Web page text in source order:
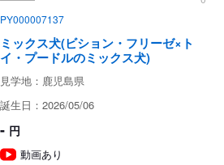
動物愛護法により、生後56日以下の子犬の
お引き渡し日はブリーダーとご相談のうえ
また天然記念物として指定されている日
道犬、四国犬）に限り生後49日を経過し
措置が設けられています。
お迎えにあたっての注意事項
子犬のお迎えにあたっては、2020年6月1
PY000007137
ミックス犬(ビション・フリーゼ×ト
イ・プードルのミックス犬)
見学地：鹿児島県
誕生日：2026/05/06
- 円
動画あり